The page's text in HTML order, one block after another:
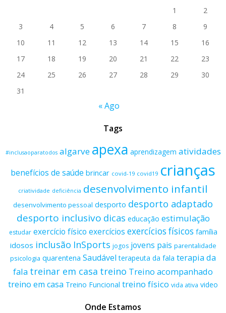
1
2
3
4 5 6 7 8
9
10
11 12 13 14 15
16
17
18 19 20 21 22
23
24
25 26 27 28 29
30
31
« Ago
Tags
#inclusaoparatodos algarve apexa aprendizagem atividades
benefícios de saúde brincar covid-19 covid19 crianças
criatividade deficiência desenvolvimento infantil
desenvolvimento pessoal desporto desporto adaptado
desporto inclusivo dicas educação estimulação
estudar exercício físico exercícios exercícios físicos família
idosos inclusão InSports jogos jovens pais parentalidade
psicologia quarentena Saudável terapeuta da fala terapia da
fala treinar em casa treino Treino acompanhado
treino em casa Treino Funcional treino físico vida ativa video
Onde Estamos